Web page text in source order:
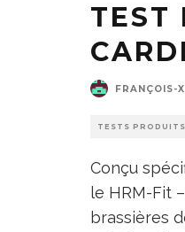
TEST
FRANÇOIS-
TESTS PRODUITS
Conçu
le HRM-Fit
brassières